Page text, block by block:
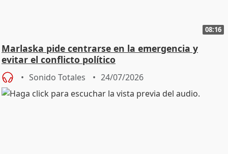
08:16
Marlaska pide centrarse en la emergencia y
evitar el conflicto político
Sonido Totales 24/07/2026